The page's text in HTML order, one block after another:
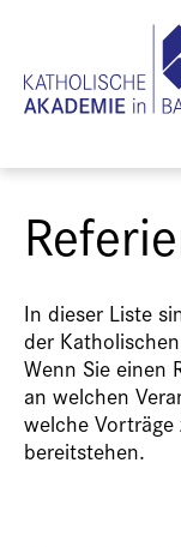
In dieser Liste
der
Wenn Sie einen
an welchen
welche
bereitstehen.